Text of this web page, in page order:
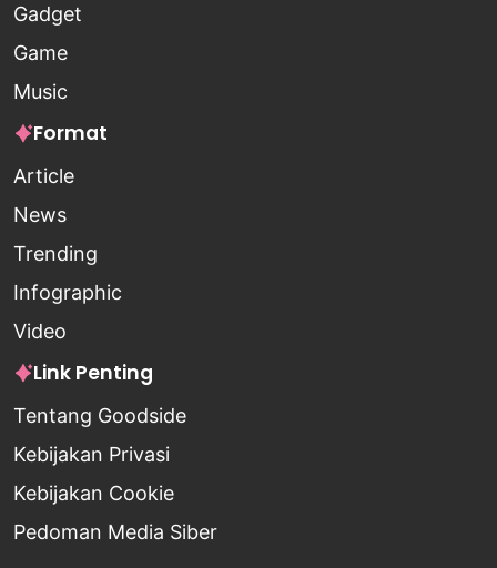
Gadget
Game
Music
Format
Article
News
Trending
Infographic
Video
Link Penting
Tentang Goodside
Kebijakan Privasi
Kebijakan Cookie
Pedoman Media Siber